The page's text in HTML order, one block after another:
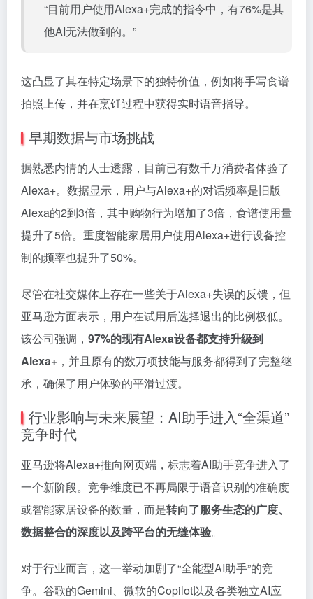
“目前用户使用Alexa+完成的指令中，有76%是其
他AI无法做到的。”
这凸显了其在特定场景下的独特价值，例如将手写食谱
拍照上传，并在烹饪过程中获得实时语音指导。
早期数据与市场挑战
据熟悉内情的人士透露，目前已有数千万消费者体验了
Alexa+。数据显示，用户与Alexa+的对话频率是旧版
Alexa的2到3倍，其中购物行为增加了3倍，食谱使用量
提升了5倍。重度智能家居用户使用Alexa+进行设备控
制的频率也提升了50%。
尽管在社交媒体上存在一些关于Alexa+失误的反馈，但
亚马逊方面表示，用户在试用后选择退出的比例极低。
该公司强调， 97%的现有Alexa设备都支持升级到
Alexa+ ，并且原有的数万项技能与服务都得到了完整继
承，确保了用户体验的平滑过渡。
行业影响与未来展望：AI助手进入“全渠道”
竞争时代
亚马逊将Alexa+推向网页端，标志着AI助手竞争进入了
一个新阶段。竞争维度已不再局限于语音识别的准确度
或智能家居设备的数量，而是转向了服务生态的广度、
数据整合的深度以及跨平台的无缝体验。
对于行业而言，这一举动加剧了“全能型AI助手”的竞
争。谷歌的Gemini、微软的Copilot以及各类独立AI应